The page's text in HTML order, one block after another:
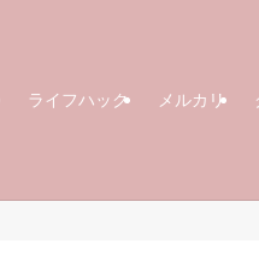
ライフハック メルカリ